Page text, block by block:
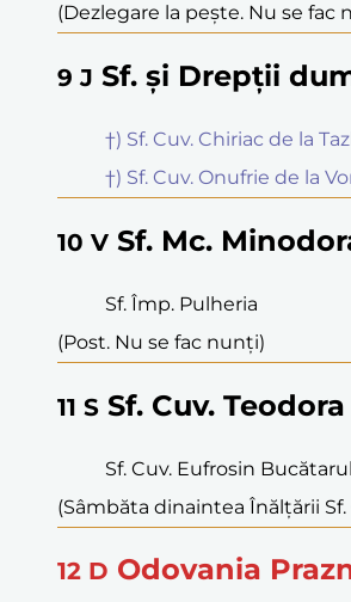
(Dezlegare la pește. Nu se fac
9 J Sf. și Drepții
†) Sf. Cuv. Chiriac de la
†) Sf. Cuv. Onufrie de la
10 V Sf. Mc.
Sf. Împ. Pulheria
(Post. Nu se fac nunți)
11 S Sf. Cuv.
Sf. Cuv. Eufrosin Bucătarul
(Sâmbăta dinaintea Înălțării Sf.
12 D Odovania